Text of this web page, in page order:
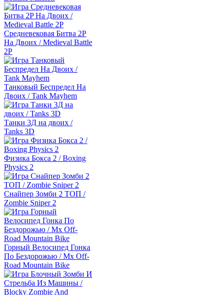
Средневековая Битва 2P
На Двоих / Medieval Battle
2P
Танковый Беспредел На
Двоих / Tank Mayhem
Танки 3Д на двоих /
Tanks 3D
Физика Бокса 2 / Boxing
Physics 2
Снайпер Зомби 2 ТОП /
Zombie Sniper 2
Горный Велосипед Гонка
По Бездорожью / Mx Off-
Road Mountain Bike